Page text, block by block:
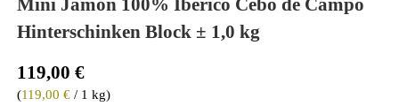
Mini Jamón 100% Ibérico Cebo de Campo
Hinterschinken Block ± 1,0 kg
119,00 €
(119,00 €/ 1 kg)